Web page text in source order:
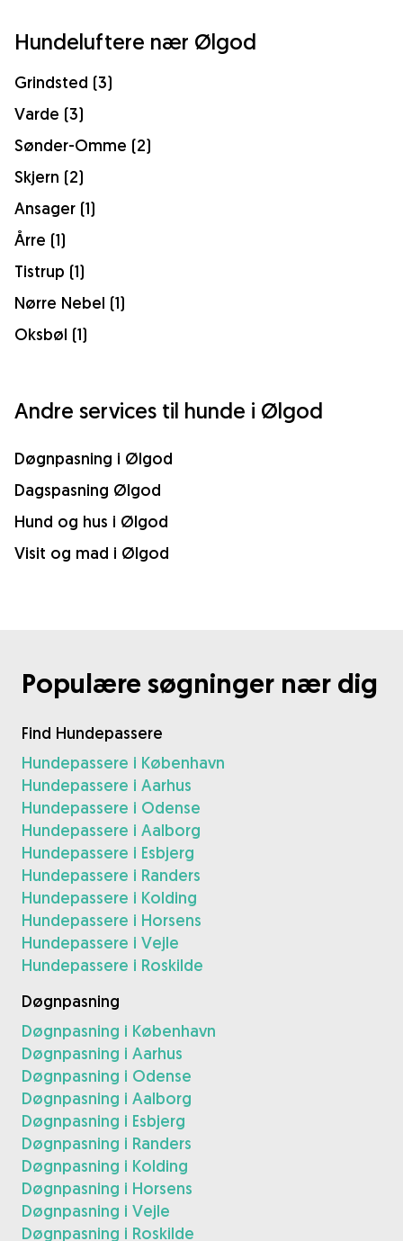
Hundeluftere nær Ølgod
Grindsted (3)
Varde (3)
Sønder-Omme (2)
Skjern (2)
Ansager (1)
Årre (1)
Tistrup (1)
Nørre Nebel (1)
Oksbøl (1)
Andre services til hunde i Ølgod
Døgnpasning i Ølgod
Dagspasning Ølgod
Hund og hus i Ølgod
Visit og mad i Ølgod
Populære søgninger nær dig
Find Hundepassere
Hundepassere i København
Hundepassere i Aarhus
Hundepassere i Odense
Hundepassere i Aalborg
Hundepassere i Esbjerg
Hundepassere i Randers
Hundepassere i Kolding
Hundepassere i Horsens
Hundepassere i Vejle
Hundepassere i Roskilde
Døgnpasning
Døgnpasning i København
Døgnpasning i Aarhus
Døgnpasning i Odense
Døgnpasning i Aalborg
Døgnpasning i Esbjerg
Døgnpasning i Randers
Døgnpasning i Kolding
Døgnpasning i Horsens
Døgnpasning i Vejle
Døgnpasning i Roskilde